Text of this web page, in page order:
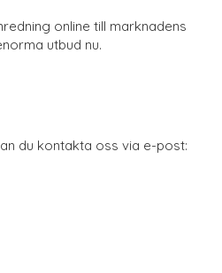
online till marknadens
utbud nu.
du kontakta oss via e-post: